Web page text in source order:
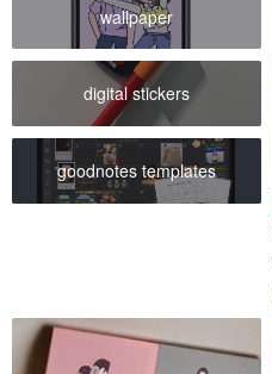
wallpaper
digital stickers
goodnotes templates